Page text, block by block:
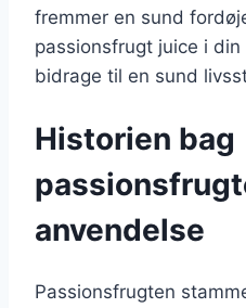
fremmer en sund
passionsfrugt juice i
bidrage til en sund
Historien bag
anvendelse
Passionsfrugten